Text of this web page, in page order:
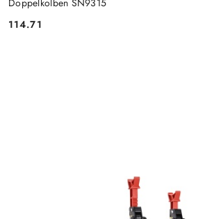
Doppelkolben SN9315
Preis:
114.71